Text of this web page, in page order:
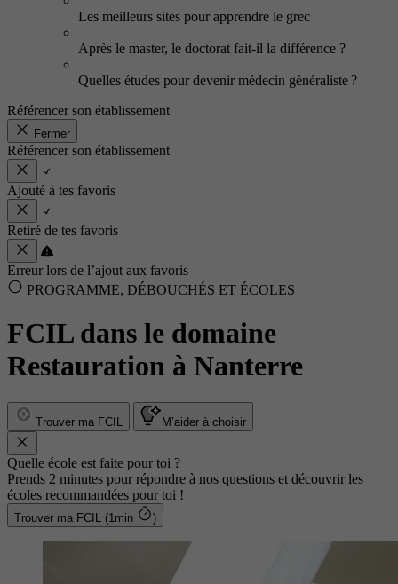
Les meilleurs sites pour apprendre le grec
Après le master, le doctorat fait-il la différence ?
Quelles études pour devenir médecin généraliste ?
Référencer son établissement
Fermer
Référencer son établissement
Ajouté à tes favoris
Retiré de tes favoris
Erreur lors de l’ajout aux favoris
PROGRAMME, DÉBOUCHÉS ET ÉCOLES
FCIL dans le domaine
Restauration à Nanterre
Trouver ma FCIL M’aider à choisir
Quelle école est faite pour toi ?
Prends 2 minutes pour répondre à nos questions et découvrir les
écoles recommandées pour toi !
Trouver ma FCIL (1min )